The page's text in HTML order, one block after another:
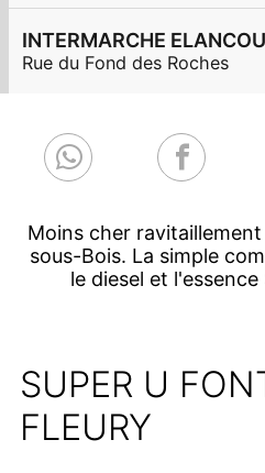
INTERMARCHE
Rue du Fond des Roches
Moins cher
sous-Bois. La simple
le diesel et
SUPER U
FLEURY